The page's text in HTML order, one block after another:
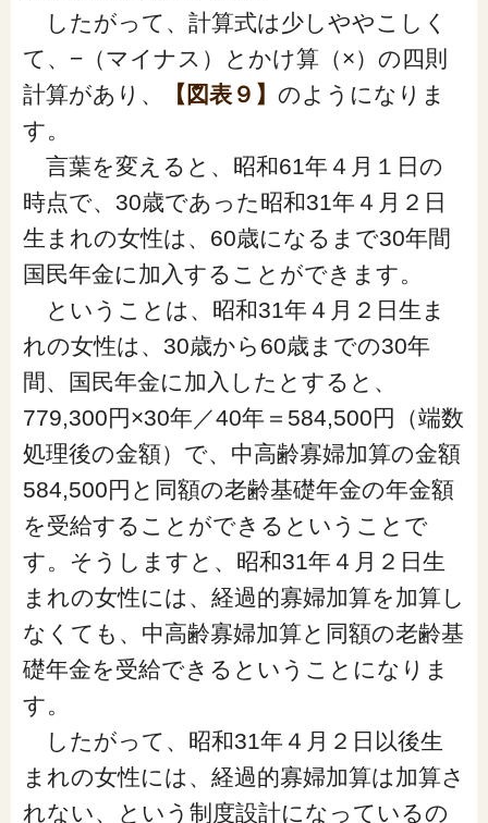
したがって、計算式は少しややこしく
て、−（マイナス）とかけ算（×）の四則
計算があり、
【図表９】 のようになりま
す。
言葉を変えると、昭和61年４月１日の
時点で、30歳であった昭和31年４月２日
生まれの女性は、60歳になるまで30年間
国民年金に加入することができます。
ということは、昭和31年４月２日生ま
れの女性は、30歳から60歳までの30年
間、国民年金に加入したとすると、
779,300円×30年／40年＝584,500円（端数
処理後の金額）で、中高齢寡婦加算の金額
584,500円と同額の老齢基礎年金の年金額
を受給することができるということで
す。そうしますと、昭和31年４月２日生
まれの女性には、経過的寡婦加算を加算し
なくても、中高齢寡婦加算と同額の老齢基
礎年金を受給できるということになりま
す。
したがって、昭和31年４月２日以後生
まれの女性には、経過的寡婦加算は加算さ
れない、という制度設計になっているの